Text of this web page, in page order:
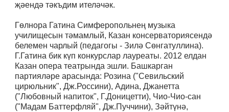
җәендә тәкъдим ителәчәк.
Гөлнора Гатина Симферопольнең музыка
училищесын тәмамлый, Казан консерваториясендә
белемен чарлый (педагогы - Зилә Сөнгатуллина).
Г.Гатина бик күп конкурслар лауреаты. 2012 елдан
Казан опера театрында эшли. Башкарган
партияләре арасында: Розина ("Севильский
цирюльник", Дж.Россини), Адина, Джанетта
("Любовный напиток", Г.Доницетти), Чио-Чио-сан
("Мадам Баттерфляй", Дж.Пуччини), Зәйтүнә,